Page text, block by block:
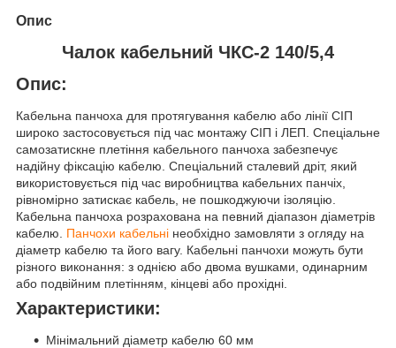
Опис
Чалок кабельний ЧКС-2 140/5,4
Опис:
Кабельна панчоха для протягування кабелю або лінії СІП
широко застосовується під час монтажу СІП і ЛЕП. Спеціальне
самозатискне плетіння кабельного панчоха забезпечує
надійну фіксацію кабелю. Спеціальний сталевий дріт, який
використовується під час виробництва кабельних панчіх,
рівномірно затискає кабель, не пошкоджуючи ізоляцію.
Кабельна панчоха розрахована на певний діапазон діаметрів
кабелю. Панчохи кабельні необхідно замовляти з огляду на
діаметр кабелю та його вагу. Кабельні панчохи можуть бути
різного виконання: з однією або двома вушками, одинарним
або подвійним плетінням, кінцеві або прохідні.
Характеристики:
Мінімальний діаметр кабелю 60 мм